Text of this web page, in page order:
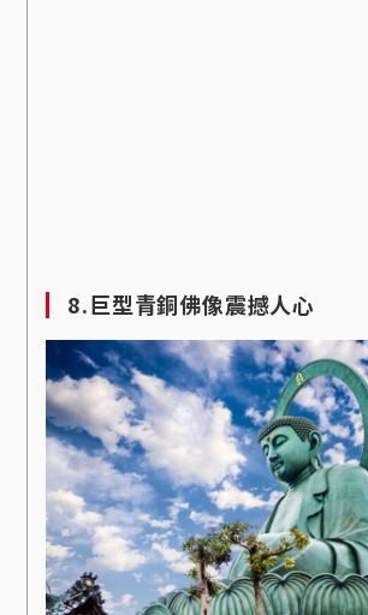
8.巨型青銅佛像震撼人心